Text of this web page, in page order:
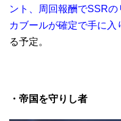
ント、周回報酬でSSRの
カブールが確定で手に入
る予定。
・帝国を守りし者